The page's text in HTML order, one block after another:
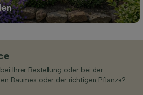
Ihrer Bestellung oder bei der
Baumes oder der richtigen Pflanze?